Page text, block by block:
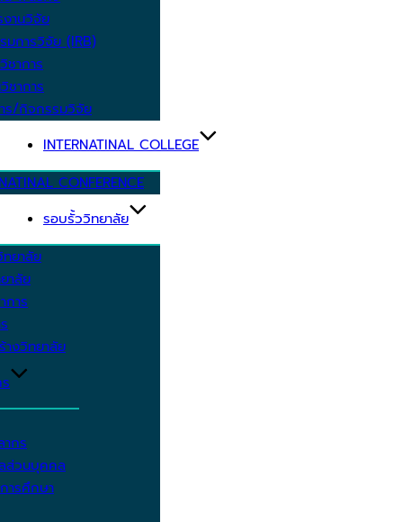
งานวิจัย
มการวิจัย (IRB)
ชาการ
ชาการ
ร/กิจกรรมวิจัย
INTERNATINAL COLLEGE
CONFERENCE
รอบรั้ววิทยาลัย
ทยาลัย
าลัย
การ
างวิทยาลัย
กร
ส่วนบุคคล
ารศึกษา